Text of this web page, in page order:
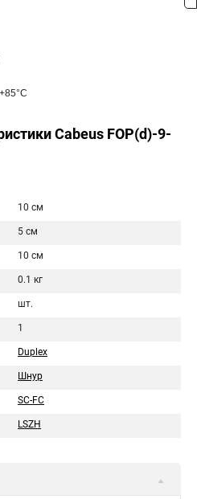
Cabeus FOP(d)-9-
10 см
5 см
10 см
0.1 кг
шт.
1
Duplex
Шнур
SC-FC
LSZH